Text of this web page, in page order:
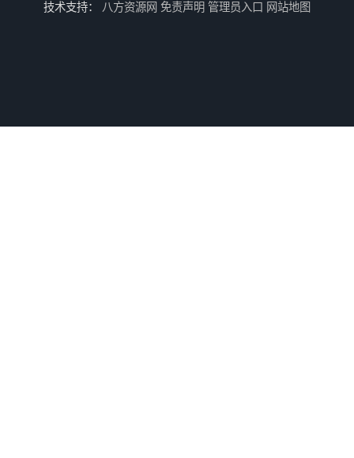
技术支持： 八方资源网 免责声明 管理员入口 网站地图